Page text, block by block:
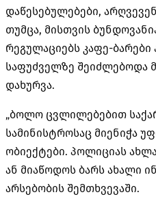
დაწესებულებები,
თუმცა, მისთვის
რეგულაციებს კაფე-
საფუძველზე შეიძლებოდა
დახურვა.
„ბოლო ცვლილებებით
სამინისტროსაც მიენიჭა
ობიექტები. პოლიციას
ან მიაწოდოს ბარს ახალი
არსებობის შემთხვევაში.